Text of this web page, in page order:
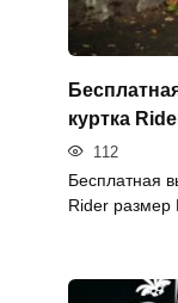
куртка
112
Бесплатная
Rider размер